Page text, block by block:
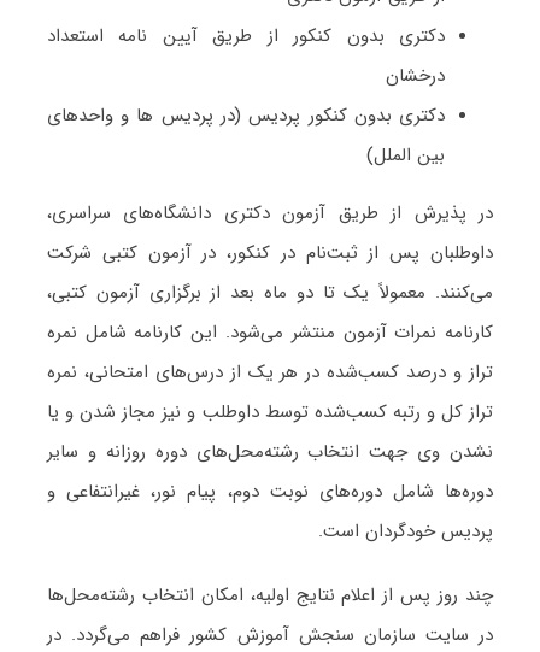
دکتری بدون کنکور از طریق آیین نامه استعداد
درخشان
دکتری بدون کنکور پردیس (در پردیس ها و واحدهای
بین الملل)
در پذیرش از طریق آزمون دکتری دانشگاه‌های سراسری،
داوطلبان پس از ثبت‌نام در کنکور، در آزمون کتبی شرکت
می‌کنند. معمولاً یک تا دو ماه بعد از برگزاری آزمون کتبی،
کارنامه نمرات آزمون منتشر می‌شود. این کارنامه شامل نمره
تراز و درصد کسب­‌شده در هر یک از درس­‌های امتحانی، نمره
تراز کل و رتبه کسب‌شده توسط داوطلب و نیز مجاز شدن و یا
نشدن وی جهت انتخاب رشته‌محل‌های دوره‌ روزانه و سایر
دوره‌ها شامل دوره‌های نوبت دوم، پیام نور، غیرانتفاعی و
پردیس خودگردان است.
چند روز پس از اعلام نتایج اولیه، امکان انتخاب رشته‌محل‌ها
در سایت سازمان سنجش آموزش کشور فراهم می‌گردد. در